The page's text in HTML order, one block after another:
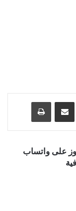
تيلقرام
على واتساب